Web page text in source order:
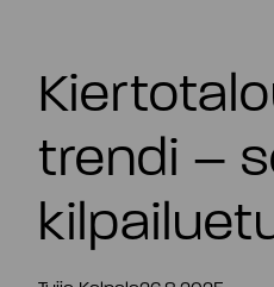
YRITYS
SIJOITTAJILLE
Ota
trendi –